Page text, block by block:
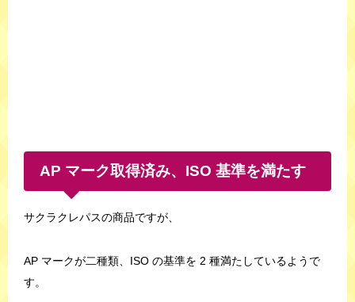
AP マーク取得済み、ISO 基準を満たす
サクラクレパスの商品ですが、
AP マークが二種類、ISO の基準を 2 種満たしているようで
す。